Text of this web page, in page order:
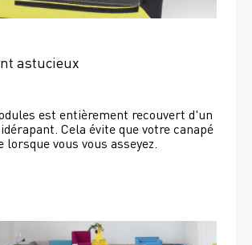
astucieux
est entièrement recouvert d'un
Cela évite que votre canapé
lorsque vous vous asseyez.